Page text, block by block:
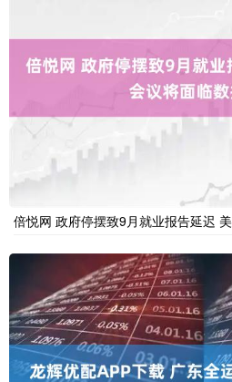
倍悦网 政府停摆致9月就业报告延迟